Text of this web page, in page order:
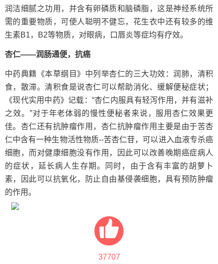
润洁细腻之功用，并含有卵磷质和脑磷脂，这是神经系统所
需的重要物质，可使人聪明不健忘，花生衣中还有较多的维
生素B1，B2等物质，对眼病，口唇炎等症均有疗效。
杏仁——润肠通便，抗癌
中药典籍《本草纲目》中列举杏仁的三大功效：润肺，清积
食，散滞。清积食是说杏仁可以帮助消化、缓解便秘症状；
《现代实用中药》记载：“杏仁内服具有轻泻作用，并有滋补
之效。”对于年老体弱的慢性便秘者来说，服用杏仁效果更
佳。杏仁还有抗肿瘤作用，杏仁抗肿瘤作用主要是由于苦杏
仁中含有一种生物活性物质--苦杏仁苷，可以进入血液专杀癌
细胞，而对健康细胞没有作用，因此可以改善晚期癌症病人
的症状，延长病人生存期。同时，由于含有丰富的胡萝卜
素，因此可以抗氧化，防止自由基侵袭细胞，具有预防肿瘤
的作用。
37707